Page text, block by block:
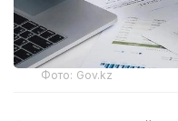
Фото: Gov.kz